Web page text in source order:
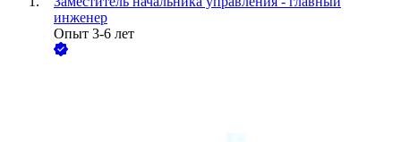
инженер
Опыт 3-6 лет